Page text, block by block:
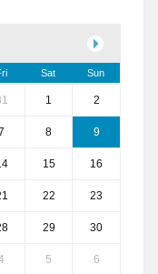
Sat Sun
1 2
8 9
15 16
22 23
29 30
5 6